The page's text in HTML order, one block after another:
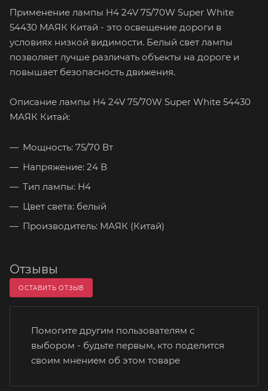
Применение лампы H4 24V 75/70W Super White
54430 МАЯК Китай - это освещение дороги в
условиях низкой видимости. Белый свет лампы
позволяет лучше различать объекты на дороге и
повышает безопасность движения.
Описание лампы H4 24V 75/70W Super White 54430
МАЯК Китай:
Мощность: 75/70 Вт
Напряжение: 24 В
Тип лампы: H4
Цвет света: белый
Производитель: МАЯК (Китай)
Отзывы
ОСТАВИТЬ ОТЗЫВ
Помогите другим пользователям с
выбором - будьте первым, кто поделится
своим мнением об этом товаре